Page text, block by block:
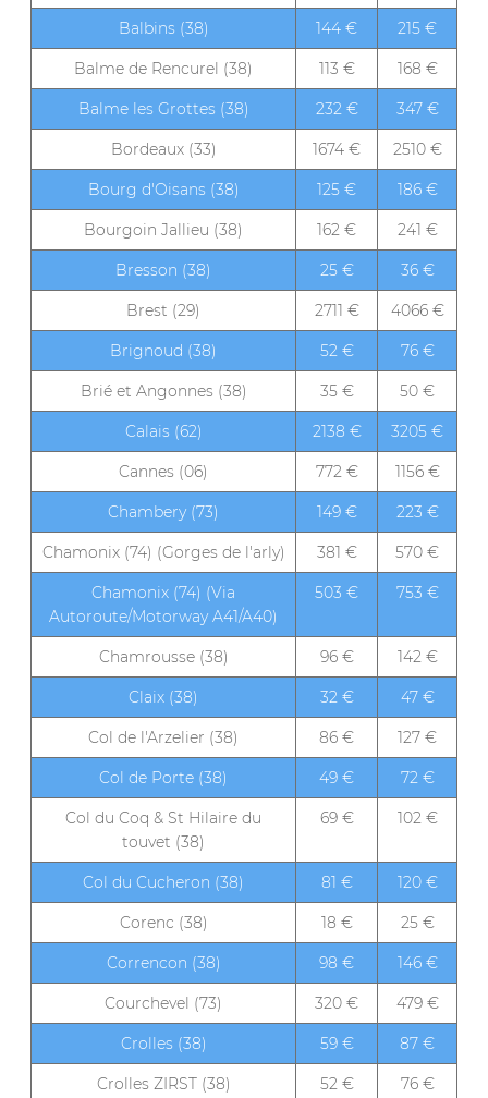
Balbins (38) 144 € 215 €
Balme de Rencurel (38) 113 € 168 €
Balme les Grottes (38) 232 € 347 €
Bordeaux (33) 1674 € 2510 €
Bourg d'Oisans (38) 125 € 186 €
Bourgoin Jallieu (38) 162 € 241 €
Bresson (38) 25 € 36 €
Brest (29) 2711 € 4066 €
Brignoud (38) 52 € 76 €
Brié et Angonnes (38) 35 € 50 €
Calais (62) 2138 € 3205 €
Cannes (06) 772 € 1156 €
Chambery (73) 149 € 223 €
Chamonix (74) (Gorges de l'arly) 381 € 570 €
Chamonix (74) (Via
Autoroute/Motorway A41/A40)
503 € 753 €
Chamrousse (38) 96 € 142 €
Claix (38) 32 € 47 €
Col de l'Arzelier (38) 86 € 127 €
Col de Porte (38) 49 € 72 €
Col du Coq & St Hilaire du
touvet (38)
69 € 102 €
Col du Cucheron (38) 81 € 120 €
Corenc (38) 18 € 25 €
Correncon (38) 98 € 146 €
Courchevel (73) 320 € 479 €
Crolles (38) 59 € 87 €
Crolles ZIRST (38) 52 € 76 €